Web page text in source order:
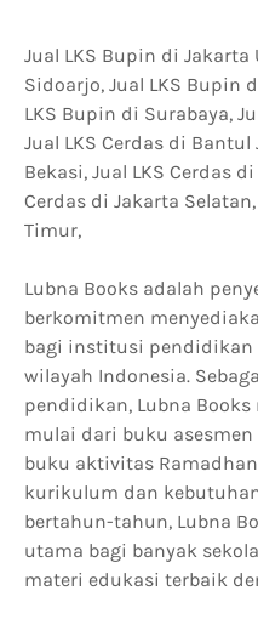
Jual LKS Bupin di Jakarta
Sidoarjo, Jual LKS Bupin
LKS Bupin di Surabaya,
Jual LKS Cerdas di Bantul
Bekasi, Jual LKS Cerdas
Cerdas di Jakarta
Timur,
Lubna Books adalah
berkomitmen
bagi institusi pendidikan
wilayah Indonesia.
pendidikan, Lubna
mulai dari buku asesmen
buku aktivitas
kurikulum dan
bertahun-tahun, Lubna
utama bagi banyak
materi edukasi terbaik